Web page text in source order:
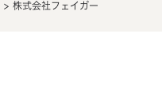
> 株式会社フェイガー